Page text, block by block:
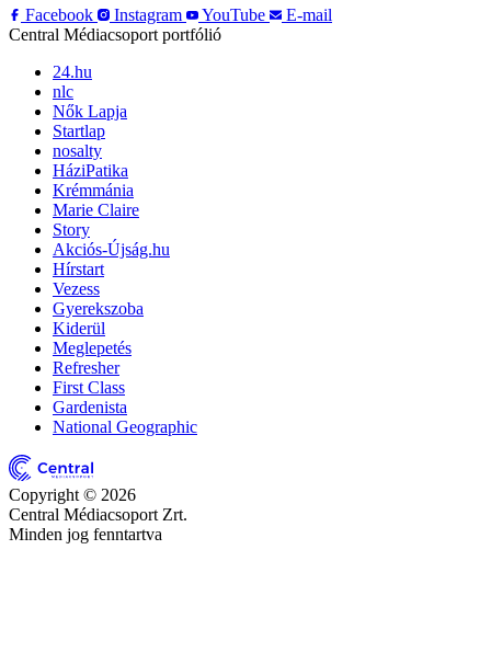
Facebook
Instagram YouTube
E-mail
Central Médiacsoport portfólió
24.hu
nlc
Nők Lapja
Startlap
nosalty
HáziPatika
Krémmánia
Marie Claire
Story
Akciós-Újság.hu
Hírstart
Vezess
Gyerekszoba
Kiderül
Meglepetés
Refresher
First Class
Gardenista
National Geographic
Copyright © 2026
Central Médiacsoport Zrt.
Minden jog fenntartva